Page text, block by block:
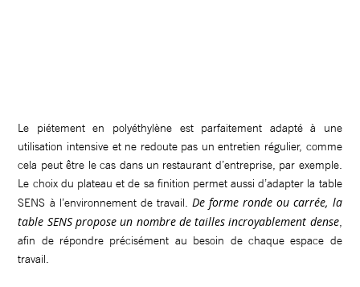
Le piétement en polyéthylène est parfaitement adapté à une
utilisation intensive et ne redoute pas un entretien régulier, comme
cela peut être le cas dans un restaurant d’entreprise, par exemple.
Le choix du plateau et de sa finition permet aussi d’adapter la table
SENS à l’environnement de travail. De forme ronde ou carrée, la
table SENS propose un nombre de tailles incroyablement dense,
afin de répondre précisément au besoin de chaque espace de
travail.